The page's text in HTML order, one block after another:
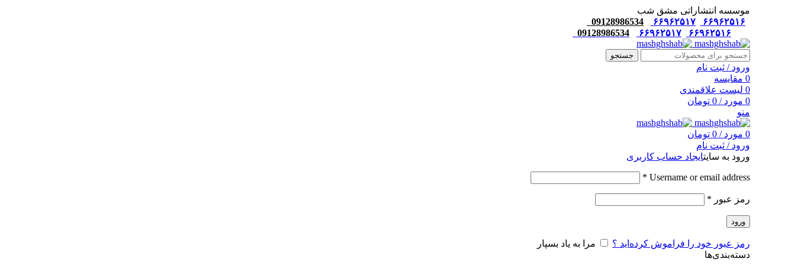
موسسه انتشاراتی مشق شب
۶۶۹۶۲۵۱۶
۶۶۹۶۲۵۱۷
09128986534
۶۶۹۶۲۵۱۶
۶۶۹۶۲۵۱۷ 09128986534
جستجو
ورود / ثبت نام
0 مقایسه
0 لیست علاقمندی
0 مورد /
0 تومان
منو
0 مورد /
0 تومان
ورود / ثبت نام
ورود به سایتایجاد حساب کاربری
Username or email address
*
رمز عبور *
ورود
رمز عبور خود را فراموش کرده‌اید ؟
مرا به یاد بسپار
دسته‌بندی‌ها